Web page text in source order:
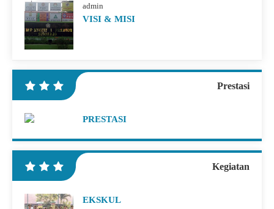
admin
VISI & MISI
Prestasi
PRESTASI
Kegiatan
EKSKUL